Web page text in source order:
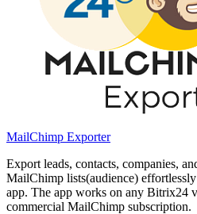
MailChimp Exporter
Export leads, contacts, companies,
MailChimp lists(audience)
app. The app works on any Bitrix24
commercial MailChimp subscription.